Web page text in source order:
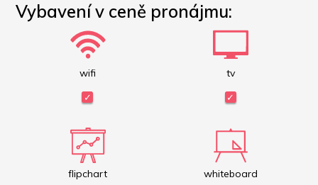
Vybavení v ceně pronájmu:
wifi tv
flipchart whiteboard